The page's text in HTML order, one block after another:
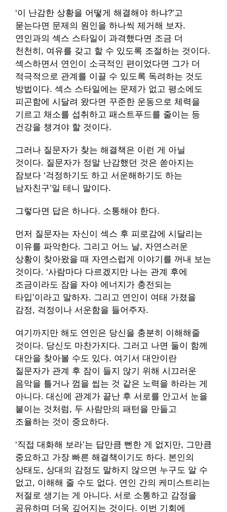
‘이 난감한 상황을 어떻게 해결해야 하냐?’고
묻는다면 문제의 원인을 하나씩 제거해 보자.
연인과의 섹스 스타일이 과격했다면 조금 더
천천히, 여유를 갖고 할 수 있도록 조절하는 것이다.
섹스하면서 연인이 소극적인 편이었다면 그가 더
적극적으로 관계를 이끌 수 있도록 독려하는 것도
방법이다. 섹스 스타일에는 문제가 없고 평소에도
피곤함에 시달려 왔다면 꾸준한 운동으로 체력을
기르고 채소를 섭취하고 패스트푸드를 줄이는 등
건강을 챙겨야 할 것이다.
그러나 질문자가 찾는 해결책은 이런 게 아닐
것이다. 질문자가 정말 난감했던 것은 쏟아지는
잠보다 ‘걱정하기도 하고 서운해하기도 하는
남자친구’일 테니 말이다.
그렇다면 답은 하나다. 소통해야 한다.
먼저 질문자는 자신이 섹스 후 피로감에 시달리는
이유를 파악한다. 그리고 어느 날, 자연스러운
상황이 찾아왔을 때 자연스럽게 이야기를 꺼내 보는
것이다. ‘사람마다 다르겠지만 나는 관계 후에
조금이라도 잠을 자야 에너지가 충전되는
타입’이라고 말하자. 그리고 연인이 여태 가졌을
감정, 걱정이나 서운함을 들어주자.
여기까지만 해도 연인은 당신을 충분히 이해해줄
것이다. 당신도 마찬가지다. 그러고 나면 둘이 함께
대안을 찾아볼 수도 있다. 여기서 대안이란
질문자가 관계 후 잠이 들지 않기 위해 시끄러운
음악을 틀거나 껌을 씹는 것 같은 노력을 하라는 게
아니다. 대신에 관계가 끝난 후 서로를 안고서 눈을
붙이는 것처럼, 두 사람만의 패턴을 만들고
조율하는 것이 중요하다.
‘직접 대화해 보라’는 답만큼 뻔한 게 없지만, 그만큼
중요하고 가장 빠른 해결책이기도 하다. 본인의
상태도, 상대의 감정도 말하지 않으면 누구도 알 수
없고, 이해해 줄 수도 없다. 연인 간의 케미스트리는
저절로 생기는 게 아니다. 서로 소통하고 감정을
공유하며 더욱 깊어지는 것이다. 이번 기회에